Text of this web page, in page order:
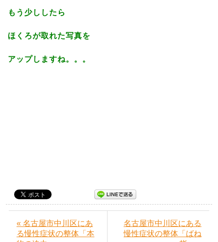
もう少ししたら
ほくろが取れた写真を
アップしますね。。。
« 名古屋市中川区にあ
る慢性症状の整体「本
名古屋市中川区にある
慢性症状の整体「ばね